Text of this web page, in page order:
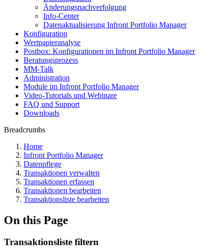
Änderungsnachverfolgung
Info-Center
Datenaktualisierung Infront Portfolio Manager
Konfiguration
Wertpapieranalyse
Postbox: Konfigurationen im Infront Portfolio Manager
Beratungsprozess
MM-Talk
Administration
Module im Infront Portfolio Manager
Video-Tutorials und Webinare
FAQ und Support
Downloads
Breadcrumbs
Home
Infront Portfolio Manager
Datenpflege
Transaktionen verwalten
Transaktionen erfassen
Transaktionen bearbeiten
Transaktionsliste bearbeiten
On this Page
Transaktionsliste filtern